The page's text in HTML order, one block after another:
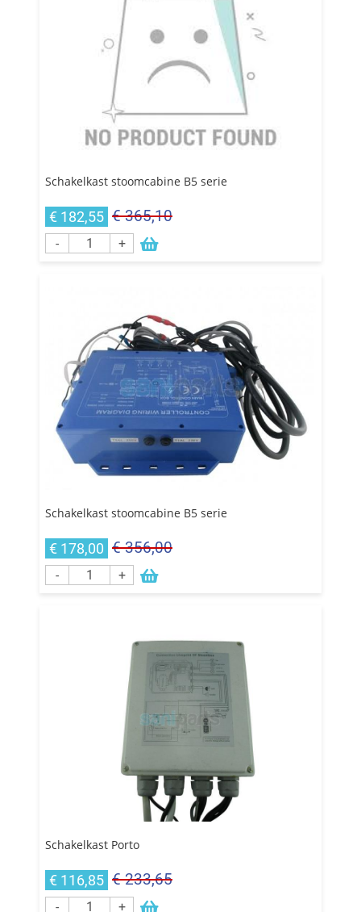
Schakelkast stoomcabine B5 serie
€ 182,55 € 365,10
- +
Schakelkast stoomcabine B5 serie
€ 178,00 € 356,00
- +
Schakelkast Porto
€ 116,85 € 233,65
- +